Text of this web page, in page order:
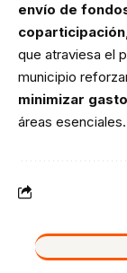
envío de
coparticipación
que atraviesa el
municipio
minimizar
áreas esenciales.
VIVO